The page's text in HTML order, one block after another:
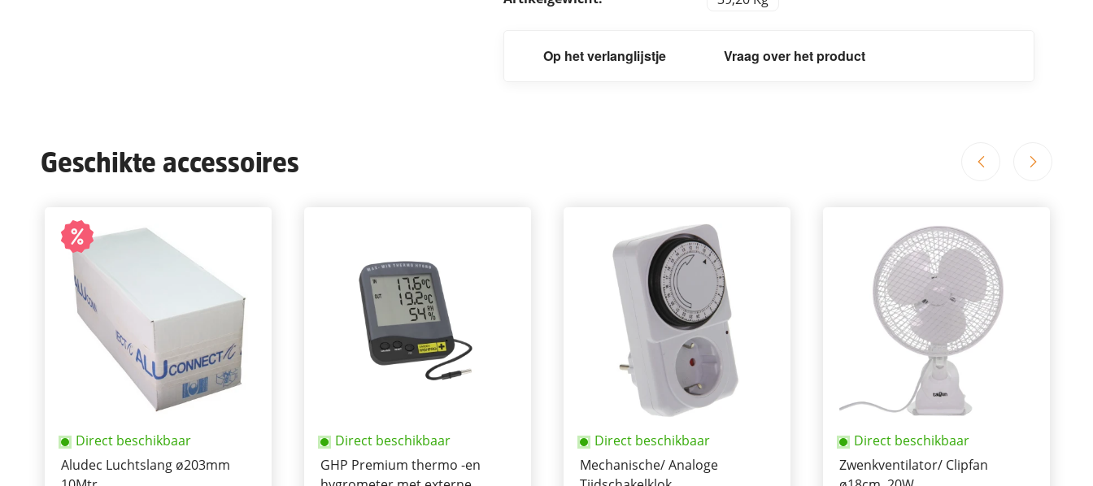
Op het verlanglijstje Vraag over het product
Geschikte accessoires
Direct beschikbaar
Aludec Luchtslang ø203mm
Direct beschikbaar
GHP Premium thermo -en
Direct beschikbaar
Mechanische/ Analoge
Direct beschikbaar
Zwenkventilator/ Clipfan